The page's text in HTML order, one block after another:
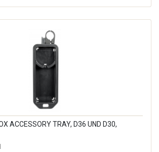
ACCESSORY TRAY, D36 UND D30,